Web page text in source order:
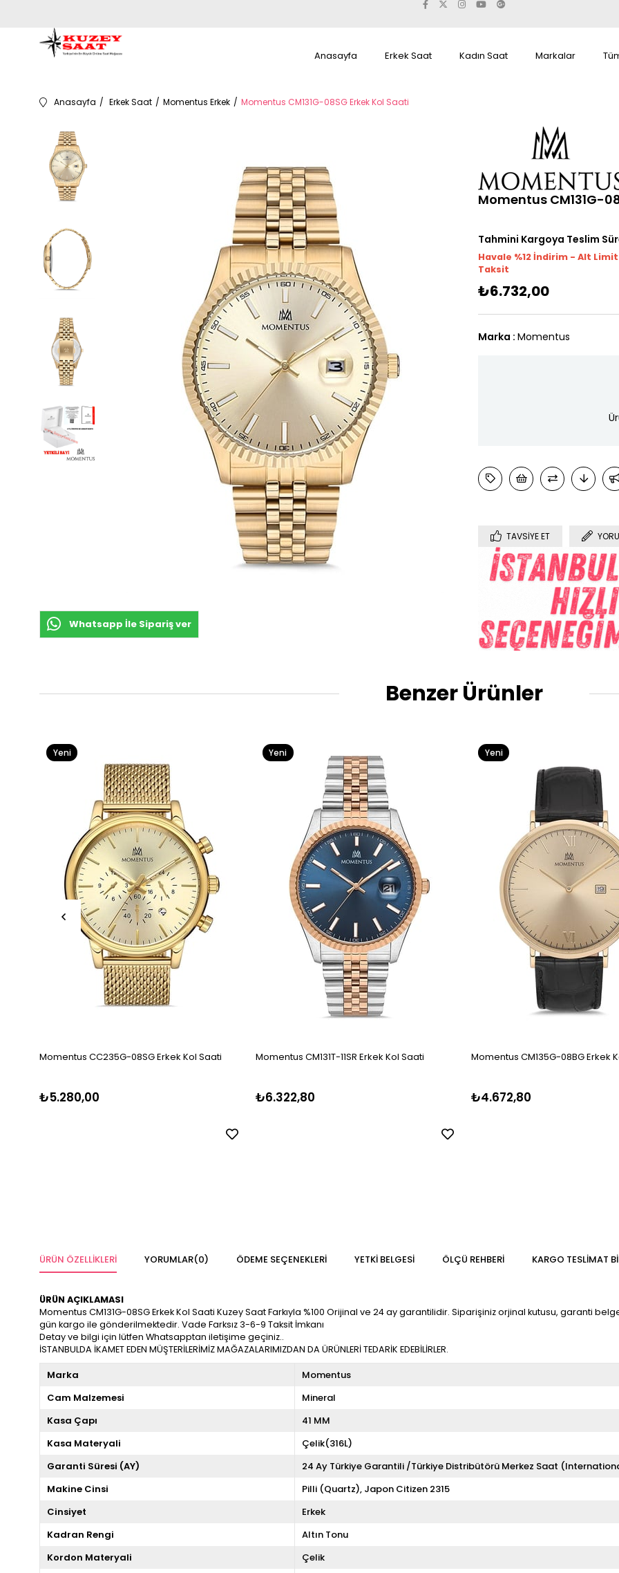
Anasayfa Erkek Saat Kadın Saat Markalar
Anasayfa Erkek Saat Momentus Erkek Momentus CM131G-08SG Erkek Kol Saati
Whatsapp İle Sipariş ver
Momentus CM131G-
Tahmini Kargoya Teslim
Havale %12 İndirim - Alt Limit
Taksit
₺6.732,00
Marka : Momentus
TAVSIYE ET
Benzer Ürünler
Momentus CC235G-08SG Erkek Kol Saati
₺5.280,00
Yeni
Momentus CM131T-11SR Erkek Kol Saati
₺6.322,80
Yeni
Momentus CM135G-08BG Erkek
₺4.672,80
Yeni
ÜRÜN ÖZELLIKLERI YORUMLAR(0) ÖDEME SEÇENEKLERI YETKİ BELGESİ ÖLÇÜ REHBERI KARGO TESLIMAT
ÜRÜN AÇIKLAMASI
Momentus CM131G-08SG Erkek Kol Saati Kuzey Saat Farkıyla %100 Orijinal ve 24 ay garantilidir. Siparişiniz orjinal kutusu, garanti
gün kargo ile gönderilmektedir. Vade Farksız 3-6-9 Taksit İmkanı
Detay ve bilgi için lütfen Whatsapptan iletişime geçiniz..
İSTANBULDA İKAMET EDEN MÜŞTERİLERİMİZ MAĞAZALARIMIZDAN DA ÜRÜNLERİ TEDARİK EDEBİLİRLER.
Marka
Momentus
Cam Malzemesi
Mineral
Kasa Çapı
41 MM
Kasa Materyali
Çelik(316L)
Garanti Süresi (AY)
24 Ay Türkiye Garantili /Türkiye Distribütörü Merkez Saat
Makine Cinsi
Pilli (Quartz) Japon Citizen 2315
Cinsiyet
Erkek
Kadran Rengi
Altın Tonu
Kordon Materyali
Çelik